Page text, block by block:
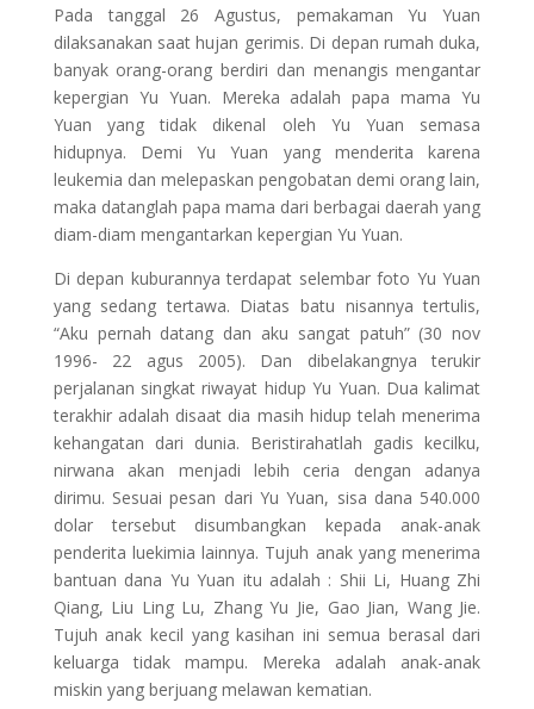
Pada tanggal 26 Agustus, pemakaman Yu Yuan
dilaksanakan saat hujan gerimis. Di depan rumah duka,
banyak orang-orang berdiri dan menangis mengantar
kepergian Yu Yuan. Mereka adalah papa mama Yu
Yuan yang tidak dikenal oleh Yu Yuan semasa
hidupnya. Demi Yu Yuan yang menderita karena
leukemia dan melepaskan pengobatan demi orang lain,
maka datanglah papa mama dari berbagai daerah yang
diam-diam mengantarkan kepergian Yu Yuan.
Di depan kuburannya terdapat selembar foto Yu Yuan
yang sedang tertawa. Diatas batu nisannya tertulis,
“Aku pernah datang dan aku sangat patuh” (30 nov
1996- 22 agus 2005). Dan dibelakangnya terukir
perjalanan singkat riwayat hidup Yu Yuan. Dua kalimat
terakhir adalah disaat dia masih hidup telah menerima
kehangatan dari dunia. Beristirahatlah gadis kecilku,
nirwana akan menjadi lebih ceria dengan adanya
dirimu. Sesuai pesan dari Yu Yuan, sisa dana 540.000
dolar tersebut disumbangkan kepada anak-anak
penderita luekimia lainnya. Tujuh anak yang menerima
bantuan dana Yu Yuan itu adalah : Shii Li, Huang Zhi
Qiang, Liu Ling Lu, Zhang Yu Jie, Gao Jian, Wang Jie.
Tujuh anak kecil yang kasihan ini semua berasal dari
keluarga tidak mampu. Mereka adalah anak-anak
miskin yang berjuang melawan kematian.